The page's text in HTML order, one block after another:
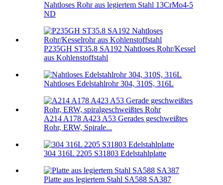
Nahtloses Rohr aus legiertem Stahl 13CrMo4-5
ND
P235GH ST35.8 SA192 Nahtloses Rohr/Kessel
aus Kohlenstoffstahl
Nahtloses Edelstahlrohr 304, 310S, 316L
A214 A178 A423 A53 Gerades geschweißtes
Rohr, ERW, Spirale...
304 316L 2205 S31803 Edelstahlplatte
Platte aus legiertem Stahl SA588 SA387